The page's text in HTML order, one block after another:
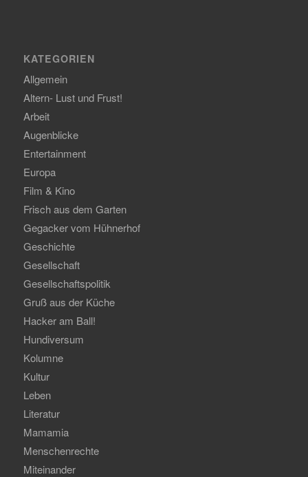
KATEGORIEN
Allgemein
Altern- Lust und Frust!
Arbeit
Augenblicke
Entertainment
Europa
Film & Kino
Frisch aus dem Garten
Gegacker vom Hühnerhof
Geschichte
Gesellschaft
Gesellschaftspolitik
Gruß aus der Küche
Hacker am Ball!
Hundiversum
Kolumne
Kultur
Leben
Literatur
Mamamia
Menschenrechte
Miteinander